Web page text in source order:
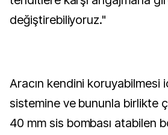
değiştirebiliyoruz."
Aracın kendini koruyabilmesi
sistemine ve bununla birlikte
40 mm sis bombası atabilen